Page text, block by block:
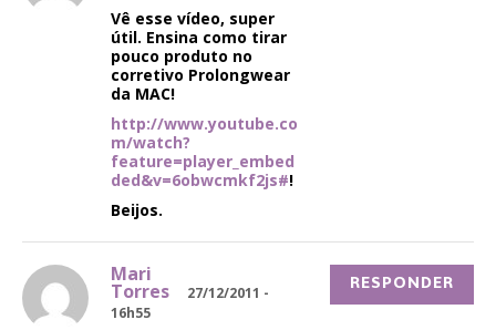
Vê esse vídeo, super
útil. Ensina como tirar
pouco produto no
corretivo Prolongwear
da MAC!
http://www.youtube.co
m/watch?
feature=player_embed
ded&v=6obwcmkf2js#!
Beijos.
Mari
Torres
27/12/2011 -
16h55
RESPONDER